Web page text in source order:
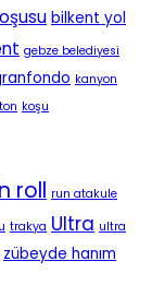
bilkent yol
gebze belediyesi
kanyon
koşu
roll run atakule
trakya Ultra ultra
zübeyde hanım